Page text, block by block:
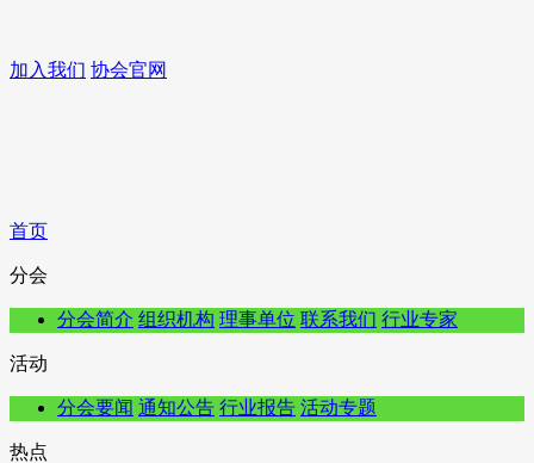
加入我们 协会官网
首页
分会
分会简介 组织机构 理事单位 联系我们 行业专家
活动
分会要闻 通知公告 行业报告 活动专题
热点